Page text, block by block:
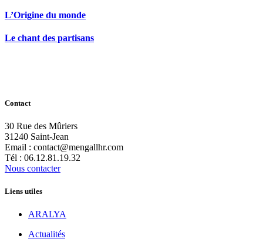
L’Origine du monde
Le chant des partisans
Contact
30 Rue des Mûriers
31240 Saint-Jean
Email : contact@mengallhr.com
Tél : 06.12.81.19.32
Nous contacter
Liens utiles
ARALYA
Actualités